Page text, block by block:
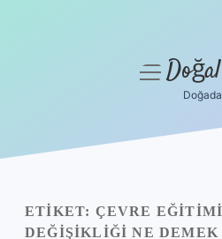
Yasal Uyarı
menüyü
ETIKET: ÇEVRE
DEĞIŞIKLIĞI NE DEMEK